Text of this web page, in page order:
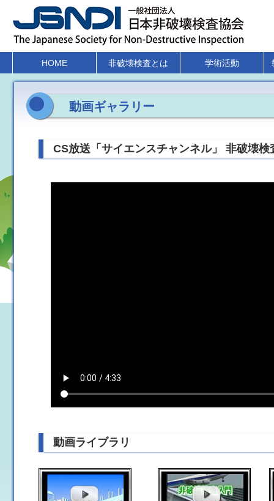
HOME 非破壊検査とは 学術活動
動画ギャラリー
CS放送「サイエンスチャンネル」 非破壊検
動画ライブラリ